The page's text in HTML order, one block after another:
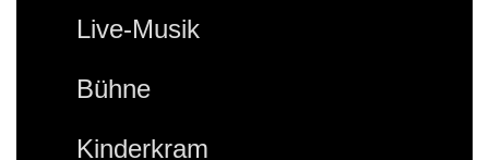
Live-Musik
Bühne
Kinderkram